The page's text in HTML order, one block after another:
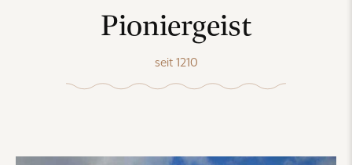
Pioniergeist
seit 1210